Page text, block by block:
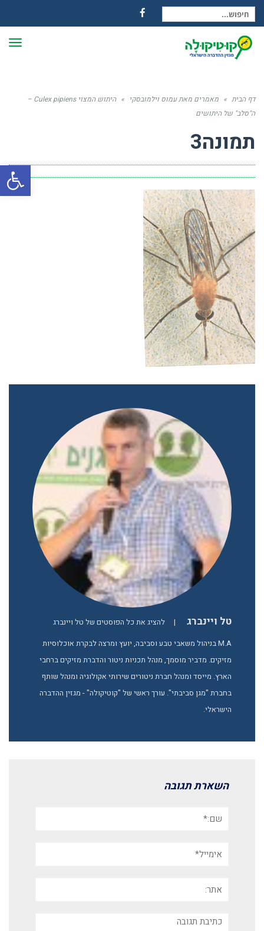
חיפוש עבור:
Facebook
דף הבית » מאמרים מאת עמוס וילמובסקי »
היתוש המצוי Culex pipiens –
ה"סלב" של היתושים
תמונה3
טל ויינברג |
להציג את כל הפוסטים של טל ויינברג
M.A בניהול משאבי טבע וסביבה, יועץ ומרצה לבקרת אוכלוסיות
מזיקים. מדביר מוסמך, מנהל תכניות ניטור והדברת מזיקים ברחבי
הארץ. מייסד ומנהל חברת ניטורים שירותי אקולוגיה ומנהל שותף
בחברת "מגן סביבתי". עורך ראשי של "קוטיקולה" - מגזין ההדברה
הישראלי.
השארת תגובה
תגובה